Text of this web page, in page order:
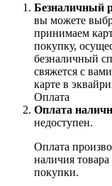
Безналичный
вы можете
принимаем
покупку,
безналичный
свяжется с
карте в
Оплата
Оплата
недоступен.
Оплата
наличия
покупки.